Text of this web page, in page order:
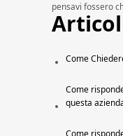
pensavi fossero
Come
Come
questa
Come